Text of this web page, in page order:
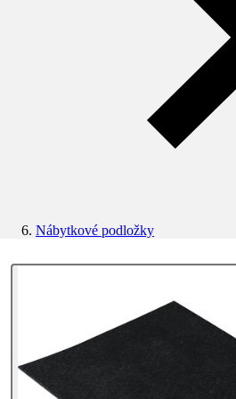
Nábytkové podložky